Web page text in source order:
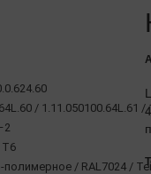
/ 1.11.050100.64L.61
Т6
/ RAL7024 /